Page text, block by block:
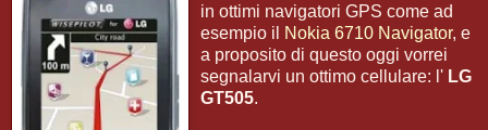
in ottimi navigatori GPS come ad
esempio il
Nokia 6710 Navigator, e
a proposito di questo oggi vorrei
segnalarvi un ottimo cellulare: l' LG
GT505.